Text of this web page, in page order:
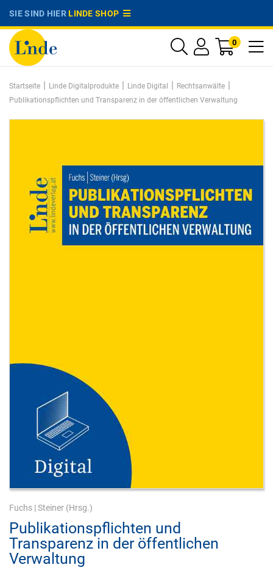
SIE SIND HIERLINDE SHOP
0
Startseite | Linde Digitalprodukte | Linde Digital | Rechtsanwälte |
Publikationspflichten und Transparenz in der öffentlichen Verwaltung
Fuchs | Steiner (Hrsg.)
Publikationspflichten und
Transparenz in der öffentlichen
Verwaltung